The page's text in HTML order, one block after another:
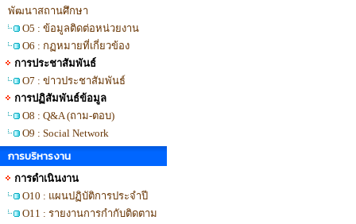
พัฒนาสถานศึกษา
O5 : ข้อมูลติดต่อหน่วยงาน
O6 : กฏหมายที่เกี่ยวข้อง
การประชาสัมพันธ์
O7 : ข่าวประชาสัมพันธ์
การปฏิสัมพันธ์ข้อมูล
O8 : Q&A (ถาม-ตอบ)
O9 : Social Network
การบริหารงาน
การดำเนินงาน
O10 : แผนปฏิบัติการประจำปี
O11 : รายงานการกำกับติดตาม